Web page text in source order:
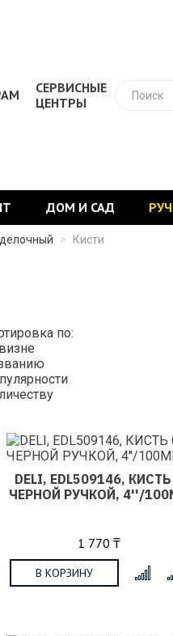
СЕРВИСНЫЕ
ЦЕНТРЫ
ДОМ И САД
> Кисти
по:
DELI, EDL509146,
ЧЕРНОЙ РУЧКОЙ, 4''/
1 770 ₸
В КОРЗИНУ